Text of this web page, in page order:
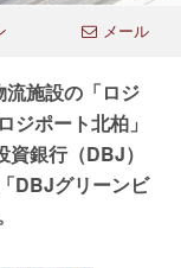
メール
施設の「ロジ
ジポート北柏」
資銀行（DBJ）
DBJグリーンビ